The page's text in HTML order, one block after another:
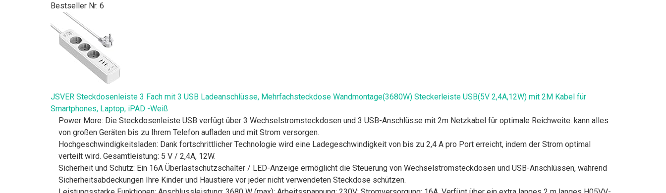
Bestseller Nr. 6
JSVER Steckdosenleiste 3 Fach mit 3 USB Ladeanschlüsse, Mehrfachsteckdose Wandmontage(3680W) Steckerleiste USB(5V 2,4A,12W) mit 2M Kabel für
Smartphones, Laptop, iPAD -Weiß
Power More: Die Steckdosenleiste USB verfügt über 3 Wechselstromsteckdosen und 3 USB-Anschlüsse mit 2m Netzkabel für optimale Reichweite. kann alles
von großen Geräten bis zu Ihrem Telefon aufladen und mit Strom versorgen.
Hochgeschwindigkeitsladen: Dank fortschrittlicher Technologie wird eine Ladegeschwindigkeit von bis zu 2,4 A pro Port erreicht, indem der Strom optimal
verteilt wird. Gesamtleistung: 5 V / 2,4A, 12W.
Sicherheit und Schutz: Ein 16A Überlastschutzschalter / LED-Anzeige ermöglicht die Steuerung von Wechselstromsteckdosen und USB-Anschlüssen, während
Sicherheitsabdeckungen Ihre Kinder und Haustiere vor jeder nicht verwendeten Steckdose schützen.